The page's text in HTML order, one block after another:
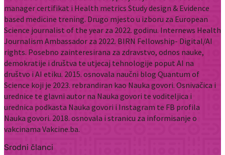
manager certifikat i Health metrics Study design & Evidence
based medicine trening. Drugo mjesto u izboru za European
Science journalist of the year za 2022. godinu. Internews Health
Journalism Ambassador za 2022. BIRN Fellowship- Digital/AI
rights. Posebno zainteresirana za zdravstvo, odnos nauke,
demokratije i društva te utjecaj tehnologije poput AI na
društvo i AI etiku. 2015. osnovala naučni blog Quantum of
Science koji je 2023. rebrandiran kao Nauka govori. Osnivačica i
urednice te glavni autor na Nauka govori te voditeljica i
urednica podkasta Nauka govori i Instagram te FB profila
Nauka govori. 2018. osnovala i stranicu za informisanje o
vakcinama Vakcine.ba.
Srodni članci